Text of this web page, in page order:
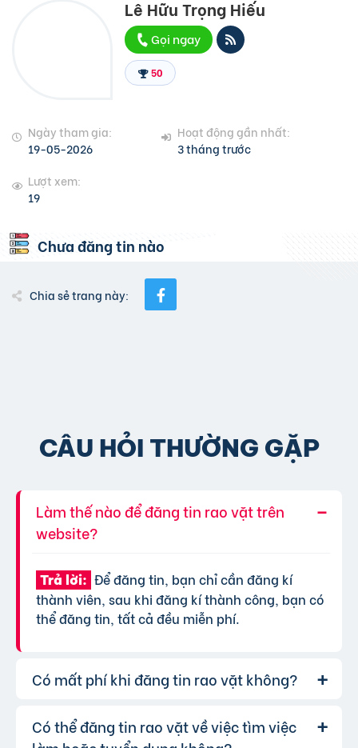
50
Lê Hữu Trọng Hiếu
Gọi ngay
Ngày tham gia:
19-05-2026
Hoạt động gần nhất:
3 tháng trước
Lượt xem:
19
Chưa đăng tin nào
Chia sẻ trang này:
CÂU HỎI THƯỜNG GẶP
Làm thế nào để đăng tin rao vặt trên
website?
Trả lời: Để đăng tin, bạn chỉ cần đăng kí
thành viên, sau khi đăng kí thành công, bạn có
thể đăng tin, tất cả đều miễn phí.
Có mất phí khi đăng tin rao vặt không?
Trả lời: Chúng tôi cung cấp gói đăng tin miễn
Có thể đăng tin rao vặt về việc tìm việc